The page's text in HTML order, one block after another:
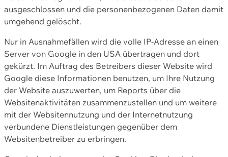
ausgeschlossen und die personenbezogenen Daten damit
umgehend gelöscht.
Nur in Ausnahmefällen wird die volle IP-Adresse an einen
Server von Google in den USA übertragen und dort
gekürzt. Im Auftrag des Betreibers dieser Website wird
Google diese Informationen benutzen, um Ihre Nutzung
der Website auszuwerten, um Reports über die
Websitenaktivitäten zusammenzustellen und um weitere
mit der Websitennutzung und der Internetnutzung
verbundene Dienstleistungen gegenüber dem
Websitenbetreiber zu erbringen.